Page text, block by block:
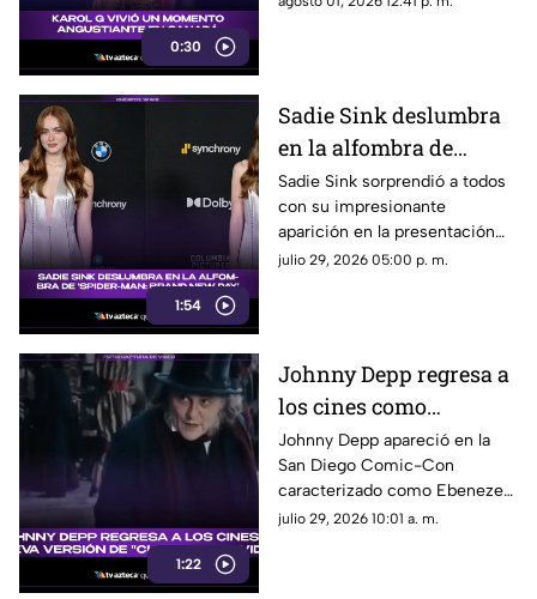
0:30
1:54
Sadie Sink deslumbra
en la alfombra de
'Spider-Man: Brand
New Day'
Sadie Sink sorprendió a todos
con su impresionante
aparición en la presentación
de ‘Spider-Man: Brand New
julio 29, 2026 05:00 p. m.
1:22
Johnny Depp regresa a
los cines como
Ebenezer Scrooge en
nueva versión de
'Cuento de Navidad'
Johnny Depp apareció en la
San Diego Comic-Con
caracterizado como Ebenezer
Scrooge. Aquí te contamos los
julio 29, 2026 10:01 a. m.